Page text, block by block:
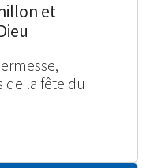
et
de la fête du